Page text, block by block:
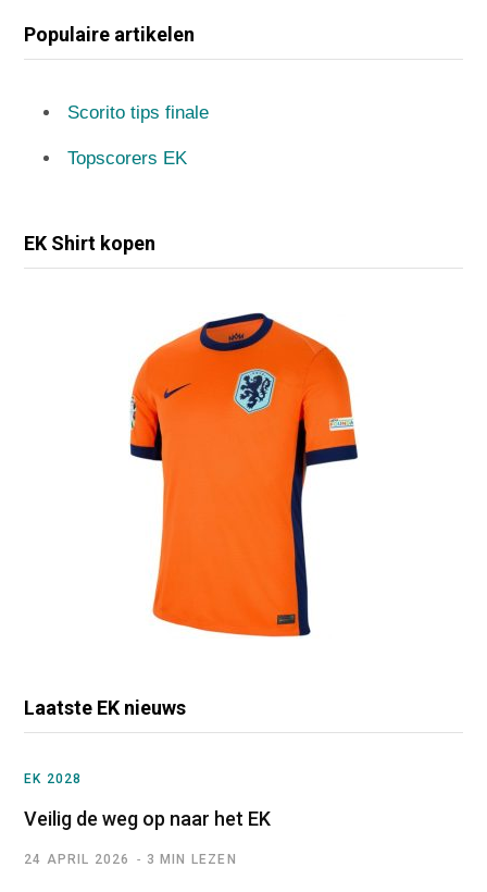
Populaire artikelen
Scorito tips finale
Topscorers EK
EK Shirt kopen
Laatste EK nieuws
EK 2028
Veilig de weg op naar het EK
24 APRIL 2026 3 MIN LEZEN